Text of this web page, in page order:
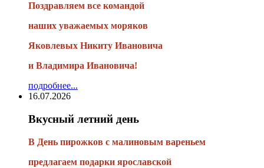
Поздравляем все командой
наших уважаемых моряков
Яковлевых Никиту Ивановича
и Владимира Ивановича!
подробнее...
16.07.2026
Вкусный летний день
В День пирожков с малиновым вареньем
предлагаем подарки ярославской